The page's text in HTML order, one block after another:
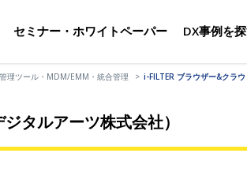
セミナー・ホワイトペーパー DX事例を
理ツール・MDM/EMM・統合管理 i-FILTER ブラウザー&クラ
タルアーツ株式会社）